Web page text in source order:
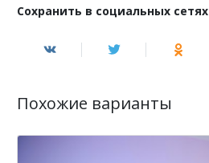
Сохранить в социальных сетях
Похожие варианты